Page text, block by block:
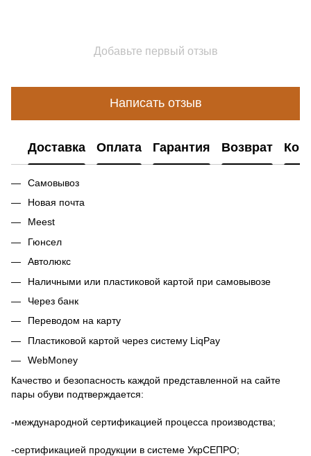
Добавьте первый отзыв
Написать отзыв
Доставка Оплата Гарантия Возврат
Самовывоз
Новая почта
Meest
Гюнсел
Автолюкс
Наличными или пластиковой картой при самовывозе
Через банк
Переводом на карту
Пластиковой картой через систему LiqPay
WebMoney
Качество и безопасность каждой представленной на сайте
пары обуви подтверждается:
-международной сертификацией процесса производства;
-сертификацией продукции в системе УкрСЕПРО;